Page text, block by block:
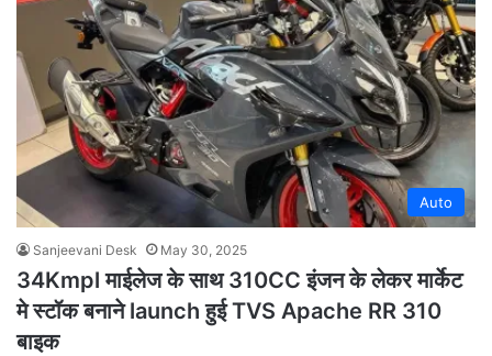
Auto
Sanjeevani Desk May 30, 2025
34Kmpl माईलेज के साथ 310CC इंजन के लेकर मार्केट
मे स्टॉक बनाने launch हुई TVS Apache RR 310
बाइक